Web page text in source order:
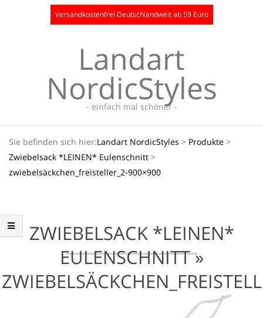
Versandkostenfrei Deutschlandweit ab 59 Euro
Landart
NordicStyles
- einfach mal schöner -
Navigation
Menu
Sie befinden sich hier:Landart NordicStyles > Produkte >
Zwiebelsack *LEINEN* Eulenschnitt >
zwiebelsäckchen_freisteller_2-900×900
ZWIEBELSACK *LEINEN*
EULENSCHNITT »
ZWIEBELSÄCKCHEN_FREISTELL
ER_2-900×900